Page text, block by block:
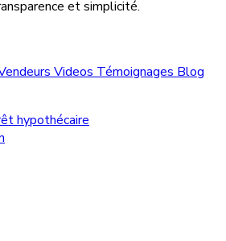
et simplicité.
Videos Témoignages Blog
hypothécaire